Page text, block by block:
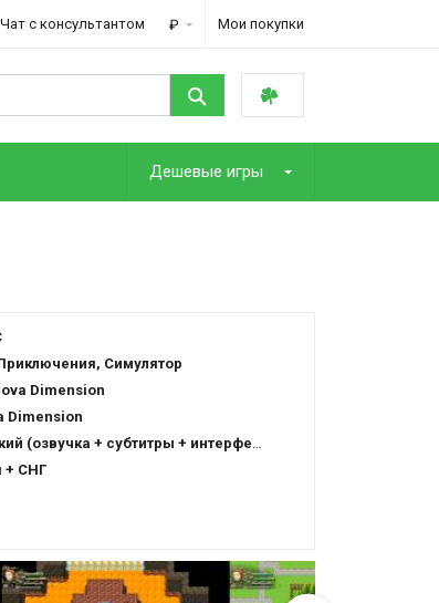
Чат с консультантом ₽ Мои покупки
Дешевые игры
Симулятор
Dimension
Dimension
(озвучка + субтитры + интерфейс)
+ СНГ